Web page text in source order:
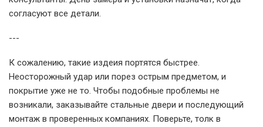
согласуют все детали.
---
К сожалению, такие издеия портятся быстрее.
Неосторожный удар или порез острым предметом, и
покрытие уже не то. Чтобы подобные проблемы не
возникали, заказывайте стальные двери и последующий
монтаж в проверенных компаниях. Поверьте, толк в